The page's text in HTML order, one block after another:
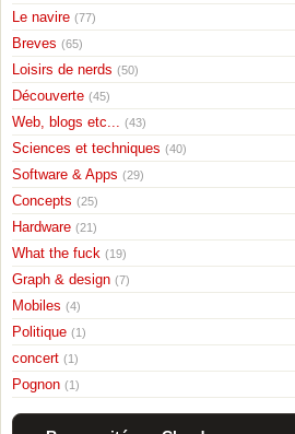
Le navire (77)
Breves (65)
Loisirs de nerds (50)
Découverte (45)
Web, blogs etc... (43)
Sciences et techniques (40)
Software & Apps (29)
Concepts (25)
Hardware (21)
What the fuck (19)
Graph & design (7)
Mobiles (4)
Politique (1)
concert (1)
Pognon (1)